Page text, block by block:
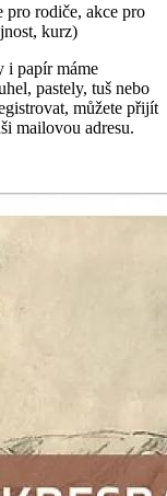
pro rodiče, akce pro
kurz)
i papír máme
pastely, tuš nebo
můžete přijít
mailovou adresu.